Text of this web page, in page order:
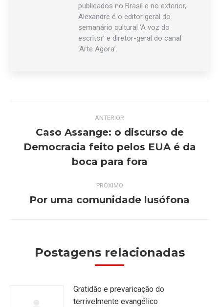
publicados no Brasil e no exterior,
Alexandre é o editor geral do
semanário cultural ‘A voz do
escritor’ e diretor-geral do canal
‘Arte Agora’.
Navegação
post:
ANTERIOR
Post
anterior:
Caso Assange: o discurso de
Democracia feito pelos EUA é da
boca para fora
PRÓXIMO
Próximo
Por uma comunidade lusófona
Postagens relacionadas
Gratidão e prevaricação do
terrivelmente evangélico